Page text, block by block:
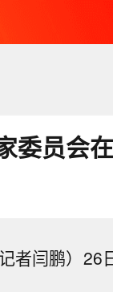
委员会
者闫鹏）26